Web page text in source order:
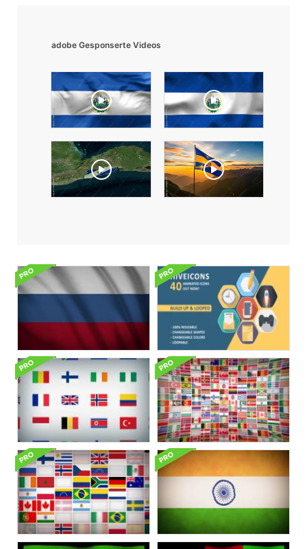
adobe Gesponserte Videos